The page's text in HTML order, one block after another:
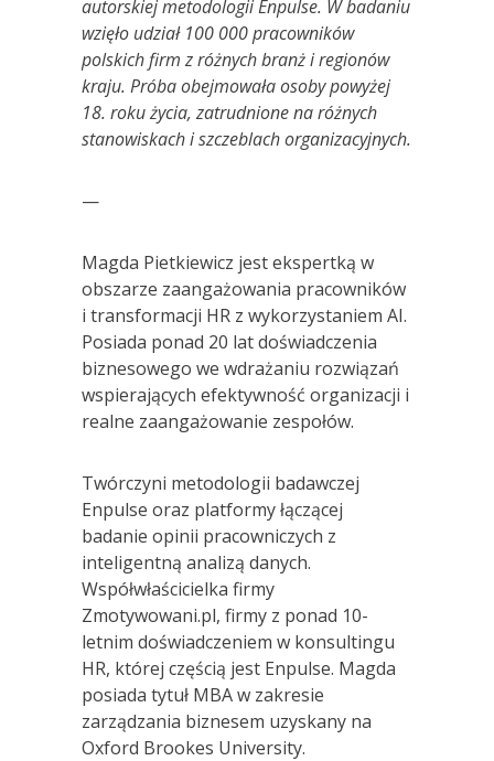
autorskiej metodologii Enpulse. W badaniu
wzięło udział 100 000 pracowników
polskich firm z różnych branżi regionów
kraju. Próba obejmowała osoby powyżej
18. roku życia, zatrudnione na różnych
stanowiskach i szczeblach organizacyjnych.
—
Magda Pietkiewicz jest ekspertką w
obszarze zaangażowania pracowników
i transformacji HR z wykorzystaniem AI.
Posiada ponad 20 lat doświadczenia
biznesowego we wdrażaniu rozwiązań
wspierających efektywność organizacji i
realne zaangażowanie zespołów.
Twórczyni metodologii badawczej
Enpulse oraz platformy łączącej
badanie opinii pracowniczych z
inteligentną analizą danych.
Współwłaścicielka firmy
Zmotywowani.pl, firmy z ponad 10-
letnim doświadczeniem w konsultingu
HR, której częścią jest Enpulse. Magda
posiada tytuł MBA w zakresie
zarządzania biznesem uzyskany na
Oxford Brookes University.